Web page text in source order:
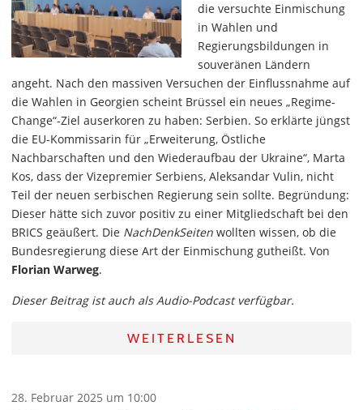
die versuchte Einmischung
in Wahlen und
Regierungsbildungen in
souveränen Ländern
angeht. Nach den massiven Versuchen der Einflussnahme auf
die Wahlen in Georgien scheint Brüssel ein neues „Regime-
Change“-Ziel auserkoren zu haben: Serbien. So erklärte jüngst
die EU-Kommissarin für „Erweiterung, Östliche
Nachbarschaften und den Wiederaufbau der Ukraine“, Marta
Kos, dass der Vizepremier Serbiens, Aleksandar Vulin, nicht
Teil der neuen serbischen Regierung sein sollte. Begründung:
Dieser hätte sich zuvor positiv zu einer Mitgliedschaft bei den
BRICS geäußert. Die NachDenkSeiten wollten wissen, ob die
Bundesregierung diese Art der Einmischung gutheißt. Von
Florian Warweg.
Dieser Beitrag ist auch als Audio-Podcast verfügbar.
WEITERLESEN
28. Februar 2025 um 10:00